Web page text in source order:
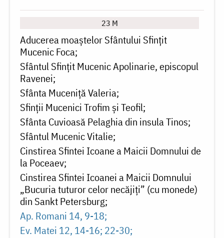
23 M
Aducerea moaștelor Sfântului Sfințit
Mucenic Foca
Sfântul Sfințit Mucenic Apolinarie, episcopul
Ravenei
Sfânta Muceniţă Valeria
Sfinții Mucenici Trofim și Teofil
Sfânta Cuvioasă Pelaghia din insula Tinos
Sfântul Mucenic Vitalie
Cinstirea Sfintei Icoane a Maicii Domnului de
la Poceaev
Cinstirea Sfintei Icoanei a Maicii Domnului
„Bucuria tuturor celor necăjiți” (cu monede)
din Sankt Petersburg
Ap. Romani 14, 9-18
Ev. Matei 12, 14-16; 22-30